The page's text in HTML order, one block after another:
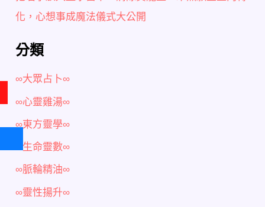
化，心想事成魔法儀式大公開
分類
∞大眾占卜∞
∞心靈雞湯∞
∞東方靈學∞
∞生命靈數∞
∞脈輪精油∞
∞靈性揚升∞